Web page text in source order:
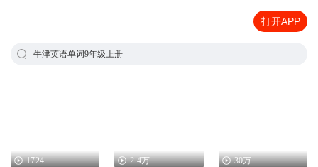
打开APP
牛津英语单词9年级上册
1724 2.4万 30万